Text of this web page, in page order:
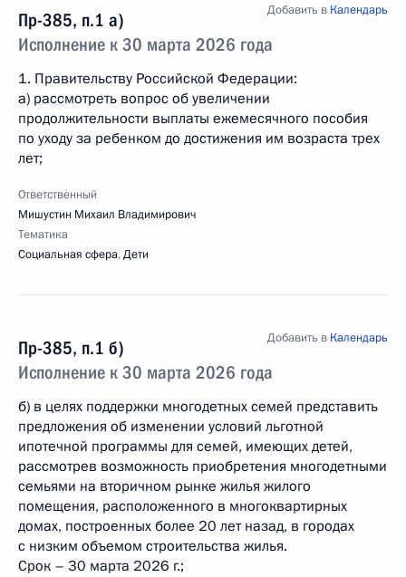
Пр-385, п.1 а)
Исполнение к 30 марта 2026 года
Добавить в Календарь
1. Правительству Российской Федерации:
а) рассмотреть вопрос об увеличении
продолжительности выплаты ежемесячного пособия
по уходу за ребенком до достижения им возраста трех
лет;
Ответственный
Мишустин Михаил Владимирович
Тематика
Социальная сфера,Дети
Пр-385, п.1 б)
Исполнение к 30 марта 2026 года
Добавить в Календарь
б) в целях поддержки многодетных семей представить
предложения об изменении условий льготной
ипотечной программы для семей, имеющих детей,
рассмотрев возможность приобретения многодетными
семьями на вторичном рынке жилья жилого
помещения, расположенного в многоквартирных
домах, построенных более 20 лет назад, в городах
с низким объемом строительства жилья.
Срок – 30 марта 2026 г.;